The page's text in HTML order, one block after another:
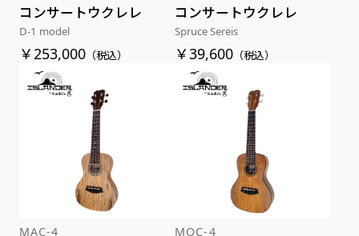
コンサートウクレレ
D-1 model
￥253,000（税込）
コンサートウクレレ
Spruce Sereis
￥39,600 （税込）
MAC-4 MOC-4